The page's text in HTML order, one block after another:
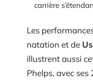
carrière
Les
natation et de
illustrent aussi
Phelps, avec ses